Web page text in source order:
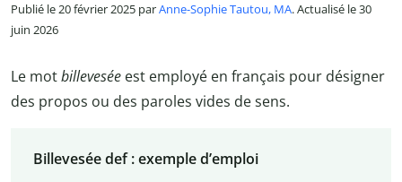
Publié le 20 février 2025 parAnne-Sophie Tautou, MA. Actualisé le 30
juin 2026
Le motbillevesée est employé en français pour désigner
des propos ou des paroles vides de sens.
Billevesée def : exemple d’emploi